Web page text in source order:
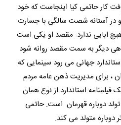
کار حاتمی کیا اینجاست که خود
در آستانه شصت سالگی با جسارت
ابایی ندارد. مقصد او یکی است
دیگر به سمت مقصد روانه شود
جهانی می رود سینمایی که
، برای مدیریت ذهن عامه مردم
استاندارد از نوع همان
تولد دوباره قهرمان است. حاتمی
دوباره متولد می کند.